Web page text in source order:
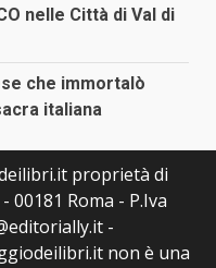
nelle Città di Val di
che immortalò
italiana
proprietà di
00181 Roma - P.Iva
-
non è una